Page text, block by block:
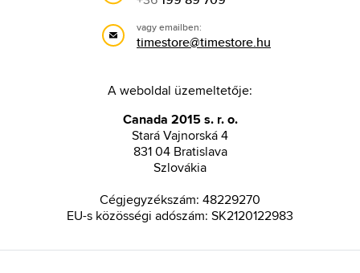
vagy emailben:
timestore@timestore.hu
A weboldal üzemeltetője:
Canada 2015 s. r. o.
Stará Vajnorská 4
831 04 Bratislava
Szlovákia
Cégjegyzékszám: 48229270
EU-s közösségi adószám: SK2120122983